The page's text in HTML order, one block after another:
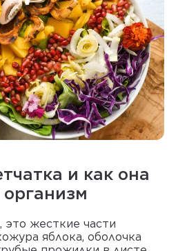
и как она
это жесткие части
яблока, оболочка